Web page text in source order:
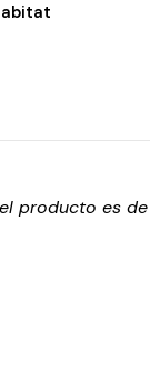
producto es